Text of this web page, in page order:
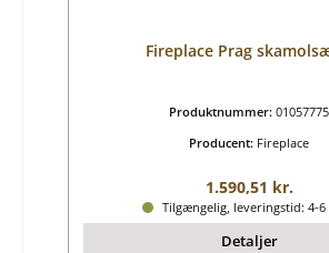
Fireplace Prag
Produktnummer: 01057775
Producent: Fireplace
Almindelig pris:
1.590,51 kr.
Tilgængelig, leveringstid: 4-6
Detaljer